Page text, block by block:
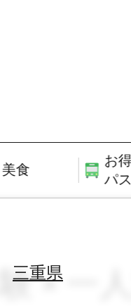
美食
お
パス
三重県
× 一